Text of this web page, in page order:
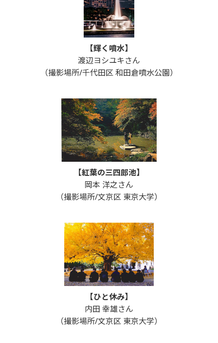
【輝く噴水】
渡辺ヨシユキさん
（撮影場所/千代田区 和田倉噴水公園）
【紅葉の三四郎池】
岡本 洋之さん
（撮影場所/文京区 東京大学）
【ひと休み】
内田 幸雄さん
（撮影場所/文京区 東京大学）